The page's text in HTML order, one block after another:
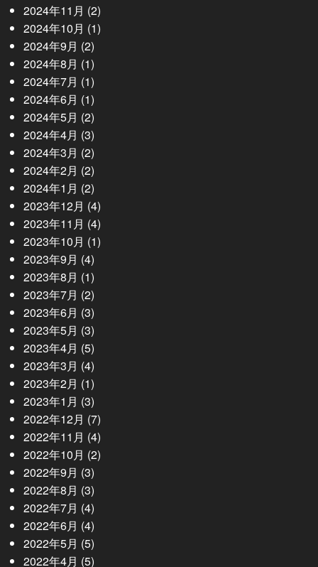
2024年11月 (2)
2024年10月 (1)
2024年9月 (2)
2024年8月 (1)
2024年7月 (1)
2024年6月 (1)
2024年5月 (2)
2024年4月 (3)
2024年3月 (2)
2024年2月 (2)
2024年1月 (2)
2023年12月 (4)
2023年11月 (4)
2023年10月 (1)
2023年9月 (4)
2023年8月 (1)
2023年7月 (2)
2023年6月 (3)
2023年5月 (3)
2023年4月 (5)
2023年3月 (4)
2023年2月 (1)
2023年1月 (3)
2022年12月 (7)
2022年11月 (4)
2022年10月 (2)
2022年9月 (3)
2022年8月 (3)
2022年7月 (4)
2022年6月 (4)
2022年5月 (5)
2022年4月 (5)